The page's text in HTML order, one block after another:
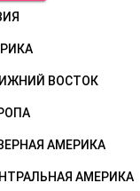
ВОСТОК
АМЕРИКА
АМЕРИКА